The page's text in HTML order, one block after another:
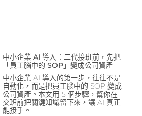
中小企業 AI 導入：二代接班前，先把
「員工腦中的 SOP」變成公司資產
中小企業 AI 導入的第一步，往往不是
自動化，而是把員工腦中的 SOP 變成
公司資產。本文用 5 個步驟，幫你在
交班前把關鍵知識留下來，讓 AI 真正
能接手。